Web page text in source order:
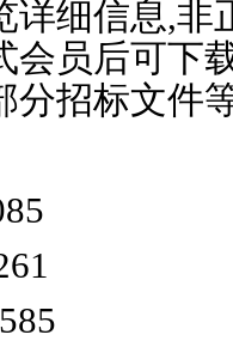
详细信息,非
会员后可下
分招标文件